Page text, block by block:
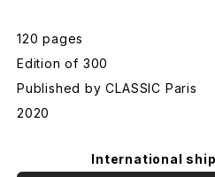
120 pages
Edition of 300
Published by CLASSIC Paris
2020
International